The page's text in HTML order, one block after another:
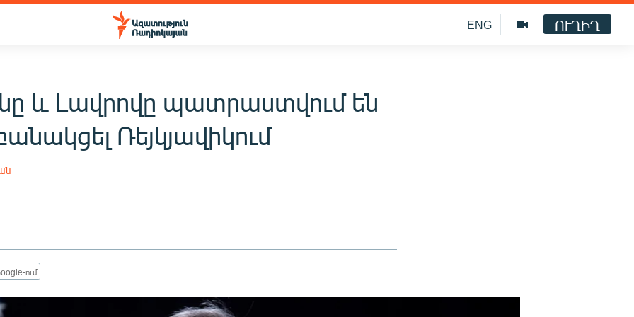
ENG ՈՒՂԻՂ
և Լավրովը պատրաստվում են
Ռեյկյավիկում
ում